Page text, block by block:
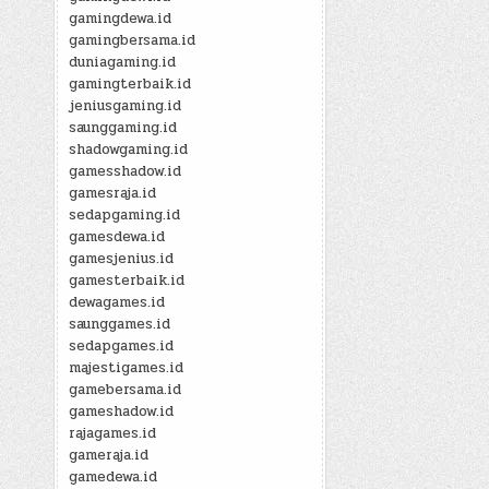
gamingdewa.id
gamingbersama.id
duniagaming.id
gamingterbaik.id
jeniusgaming.id
saunggaming.id
shadowgaming.id
gamesshadow.id
gamesraja.id
sedapgaming.id
gamesdewa.id
gamesjenius.id
gamesterbaik.id
dewagames.id
saunggames.id
sedapgames.id
majestigames.id
gamebersama.id
gameshadow.id
rajagames.id
gameraja.id
gamedewa.id